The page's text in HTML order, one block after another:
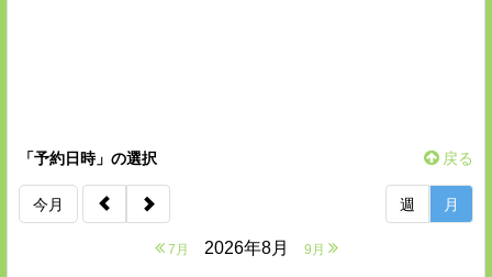
戻る
「予約日時」の選択
今月
7月 2026年8月 9月
週 月